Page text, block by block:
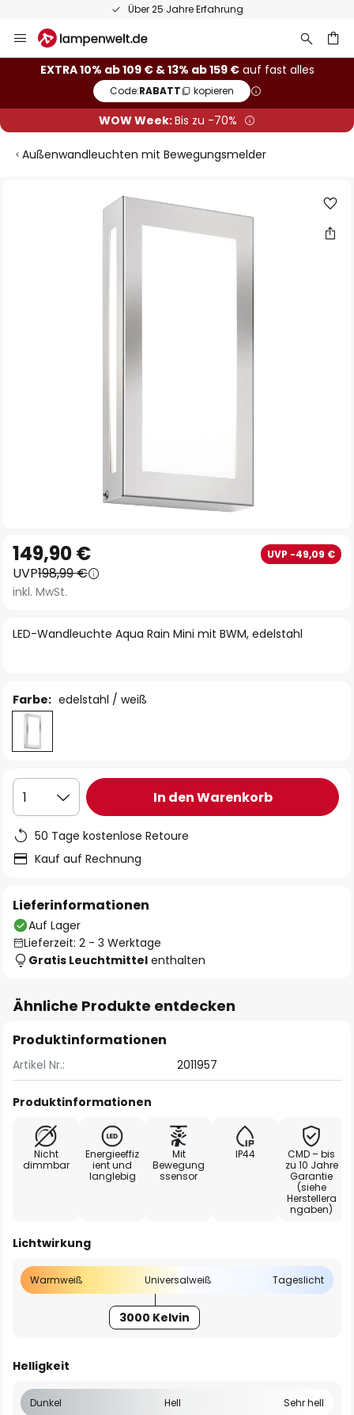
Über 25 Jahre Erfahrung
Inhalt
springen
EXTRA 10% ab 109 € & 13% ab 159 €auf fast alles
Code:RABATT kopieren
WOW Week:Bis zu -70%
Außenwandleuchten mit Bewegungsmelder
Anfang
der
Bildgalerie
LED-Wandleuchte Aqua Rain Mini mit BWM, edelstahl
149,90 € UVP -49,09 €
UVP198,99 €
inkl. MwSt.
Farbe: edelstahl / weiß
1 In den Warenkorb
50 Tage kostenlose Retoure
Kauf auf Rechnung
Lieferinformationen
Auf Lager
Lieferzeit: 2 - 3 Werktage
Gratis Leuchtmittel enthalten
Ähnliche Produkte entdecken
Produktinformationen
Artikel Nr.: 2011957
Produktinformationen
Nicht
dimmbar
Energieeffiz
ient und
langlebig
Mit
Bewegung
ssensor
IP44
CMD – bis
zu 10 Jahre
Garantie
(siehe
Herstellera
ngaben)
Lichtwirkung
Warmweiß Universalweiß Tageslicht
3000 Kelvin
Helligkeit
Dunkel Hell Sehr hell